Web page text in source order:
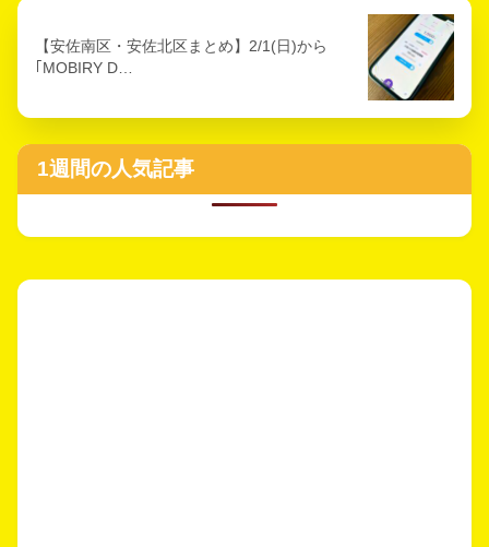
【安佐南区・安佐北区まとめ】2/1(日)から
｢MOBIRY D…
1週間の人気記事